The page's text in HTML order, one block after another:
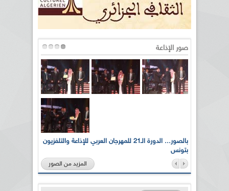
صور الإذاعة
بالصور... الدورة الـ21 للمهرجان العربي للإذاعة والتلفزيون
بتونس
المزيد من الصور